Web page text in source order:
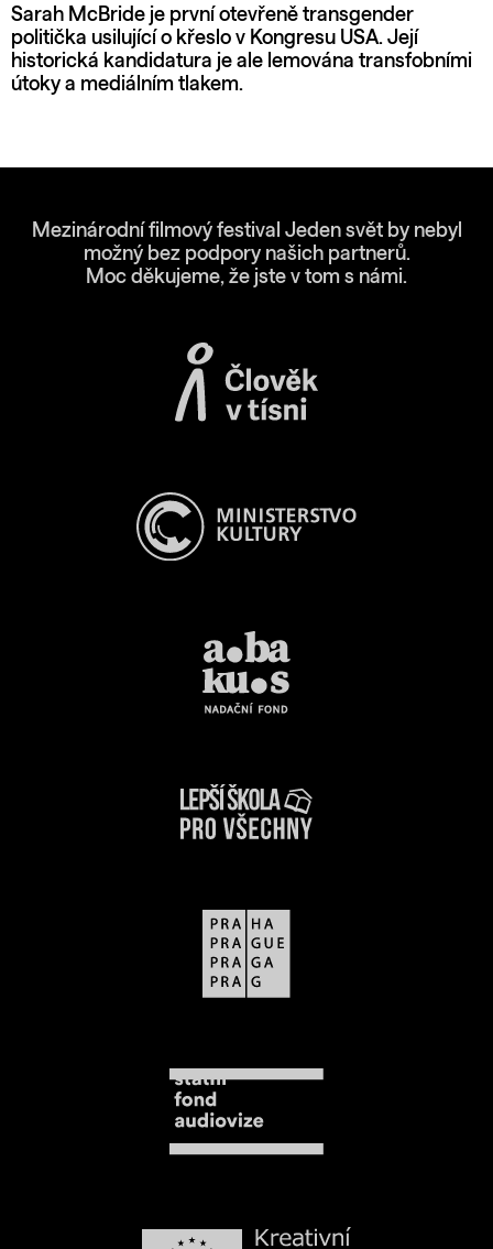
Sarah McBride je první otevřeně transgender
politička usilující o křeslo v Kongresu USA. Její
historická kandidatura je ale lemována transfobními
útoky a mediálním tlakem.
Mezinárodní filmový festival Jeden svět by nebyl
možný bez podpory našich partnerů.
Moc děkujeme, že jste v tom s námi.